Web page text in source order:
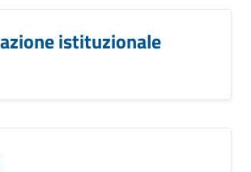
istituzionale